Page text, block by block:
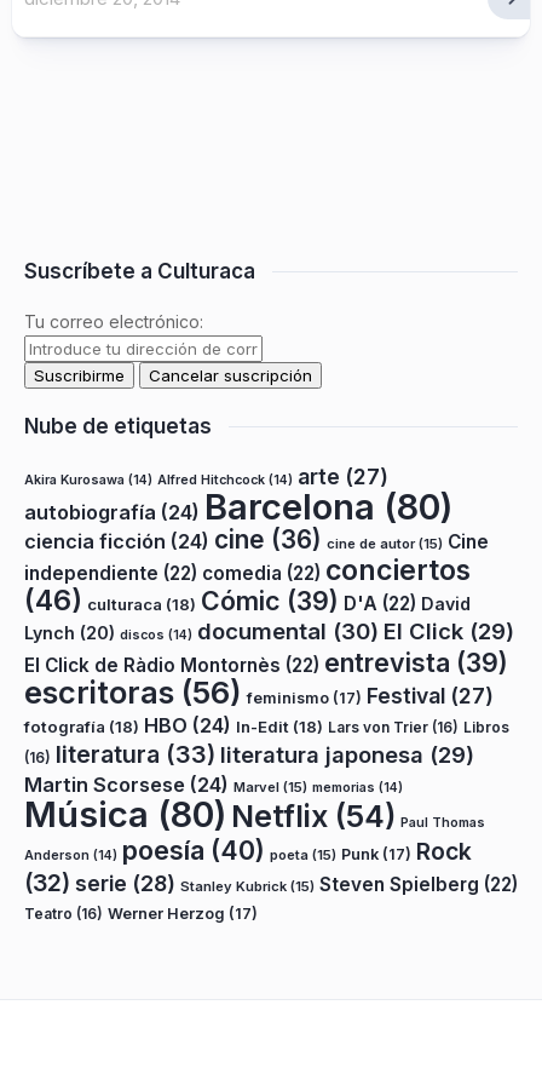
Suscríbete a Culturaca
Tu correo electrónico:
Nube de etiquetas
Akira Kurosawa (14) Alfred Hitchcock (14) arte (27)
autobiografía (24) Barcelona (80)
ciencia ficción (24) cine (36) cine de autor(15) Cine
independiente (22) comedia (22) conciertos
(46) culturaca (18) Cómic (39) D'A (22) David
Lynch (20) discos (14) documental (30) El Click (29)
El Click de Ràdio Montornès (22) entrevista (39)
escritoras (56) feminismo (17) Festival (27)
fotografía (18) HBO (24) In-Edit (18) Lars von Trier (16) Libros
(16) literatura (33) literatura japonesa (29)
Martin Scorsese (24) Marvel (15) memorias (14)
Música (80) Netflix (54) Paul Thomas
Anderson (14) poesía (40) poeta (15) Punk (17) Rock
(32) serie (28) Stanley Kubrick (15) Steven Spielberg (22)
Teatro (16) Werner Herzog (17)